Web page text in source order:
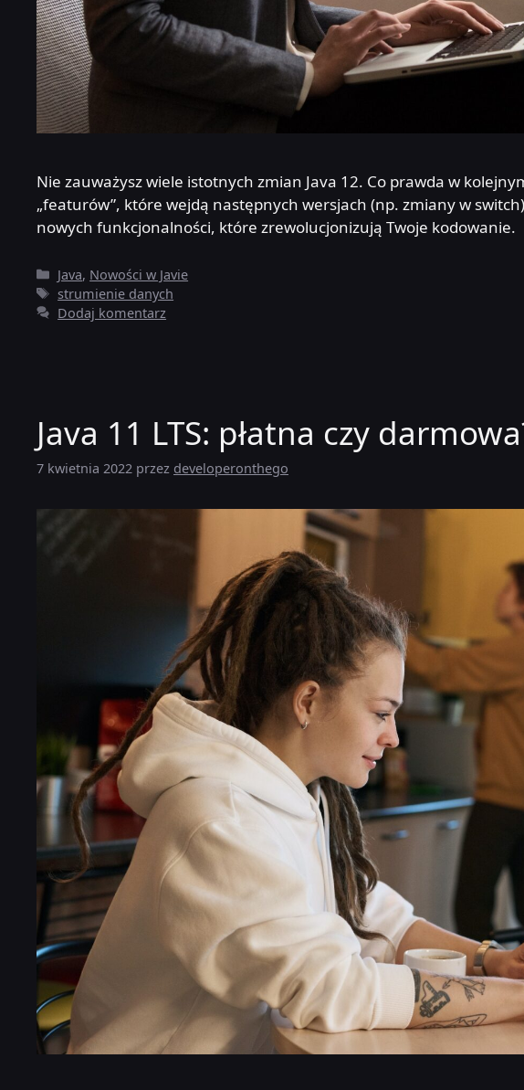
Nie zauważysz wiele istotnych zmian Java 12. Co prawda w
„featurów”, które wejdą następnych wersjach (np. zmiany w
nowych funkcjonalności, które zrewolucjonizują Twoje kodowanie.
Kategorie
Java, Nowości w Javie
Tagi
strumienie danych
Dodaj komentarz
Java 11 LTS: płatna czy
7 kwietnia 2022 przez developeronthego